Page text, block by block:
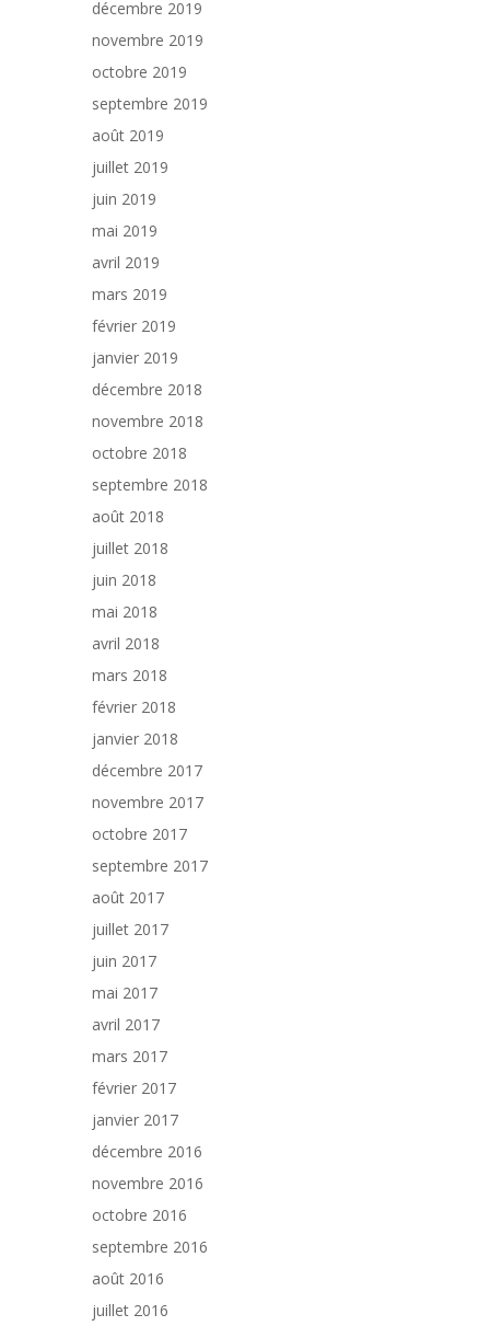
décembre 2019
novembre 2019
octobre 2019
septembre 2019
août 2019
juillet 2019
juin 2019
mai 2019
avril 2019
mars 2019
février 2019
janvier 2019
décembre 2018
novembre 2018
octobre 2018
septembre 2018
août 2018
juillet 2018
juin 2018
mai 2018
avril 2018
mars 2018
février 2018
janvier 2018
décembre 2017
novembre 2017
octobre 2017
septembre 2017
août 2017
juillet 2017
juin 2017
mai 2017
avril 2017
mars 2017
février 2017
janvier 2017
décembre 2016
novembre 2016
octobre 2016
septembre 2016
août 2016
juillet 2016